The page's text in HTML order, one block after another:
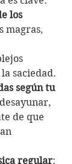
los
magras,
saciedad.
según tu
de que
regular: